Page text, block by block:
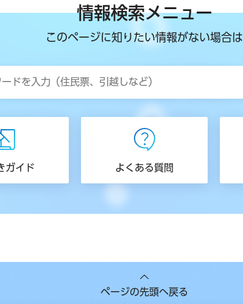
情報検索メニュー
このページに知りたい情報がない場合は
ガイド よくある質問
ページの先頭へ戻る